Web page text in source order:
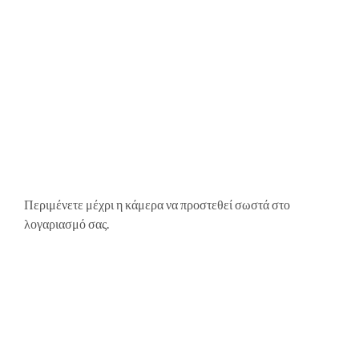
Περιμένετε μέχρι η κάμερα να προστεθεί σωστά στο
λογαριασμό σας.